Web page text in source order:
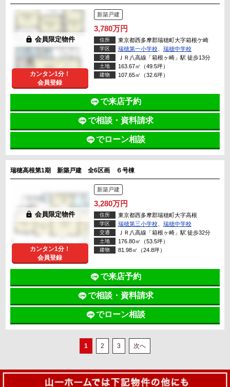
lock 会員限定物件
カンタン1分！
会員登録
新築戸建
3,780万円
住所 東京都西多摩郡瑞穂町大字箱根ケ崎
学区 瑞穂第一小学校、 瑞穂中学校
交通 ＪＲ八高線「箱根ヶ崎」駅 徒歩13分
土地 163.67㎡（49.5坪）
建物 107.65㎡（32.6坪）
で来店予約
で相談・資料請求
でローン相談
瑞穂高根第1期 新築戸建 全6区画 ６号棟
lock 会員限定物件
カンタン1分！
会員登録
新築戸建
3,280万円
住所 東京都西多摩郡瑞穂町大字高根
学区 瑞穂第三小学校、 瑞穂中学校
交通 ＪＲ八高線「箱根ヶ崎」駅 徒歩32分
土地 176.80㎡（53.5坪）
建物 81.98㎡（24.8坪）
で来店予約
で相談・資料請求
でローン相談
1 2 3 次へ